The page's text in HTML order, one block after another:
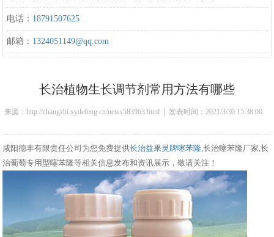
电话： 18791507625
邮箱： 1324051149@qq.com
长治植物生长调节剂常用方法有哪些
来源：http://changzhi.xydefeng.cn/news583963.html │ 发表时间：2021/3/30 15:38:00
咸阳德丰有限责任公司为您免费提供长治益果灵牌噻苯隆,长治噻苯隆厂家,长
治葡萄专用型噻苯隆等相关信息发布和资讯展示，敬请关注！